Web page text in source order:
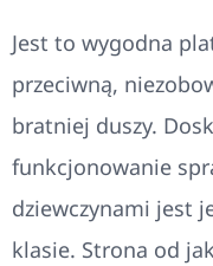
Jest to wygodna
przeciwną,
bratniej duszy.
funkcjonowanie
dziewczynami jest
klasie. Strona od